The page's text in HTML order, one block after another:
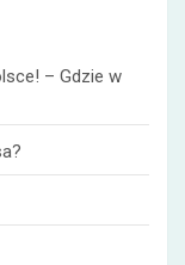
– Gdzie w